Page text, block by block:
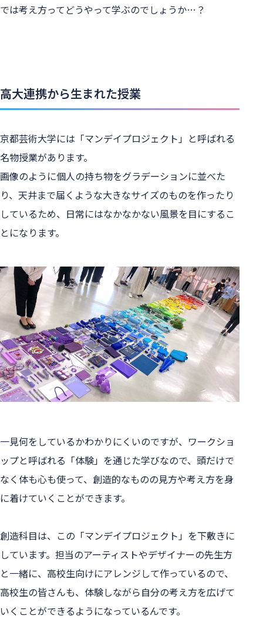
では考え方ってどうやって学ぶのでしょうか…？
高大連携から生まれた授業
京都芸術大学には「マンデイプロジェクト」と呼ばれる
名物授業があります。
画像のように個人の持ち物をグラデーションに並べた
り、天井まで届くような大きなサイズのものを作ったり
しているため、日常にはなかなかない風景を目にするこ
とになります。
一見何をしているかわかりにくいのですが、ワークショ
ップと呼ばれる「体験」を通じた学びなので、頭だけで
なく体も心も使って、創造的なものの見方や考え方を身
に着けていくことができます。
創造科目は、この「マンデイプロジェクト」を下敷きに
しています。担当のアーティストやデザイナーの先生方
と一緒に、高校生向けにアレンジして作っているので、
高校生の皆さんも、体験しながら自分の考え方を広げて
いくことができるようになっているんです。